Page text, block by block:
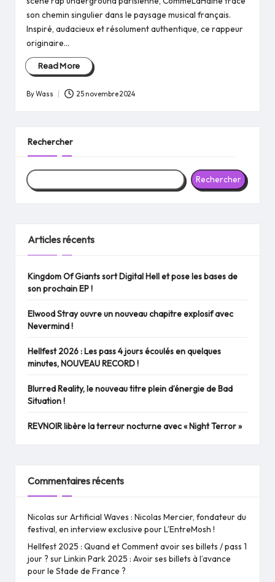
son chemin singulier dans le paysage musical français.
Inspiré, audacieux et résolument authentique, ce rappeur
originaire…
Read More
Posted
ByWass 25 novembre 2024
Rechercher
Rechercher
Articles récents
Kingdom Of Giants sort Digital Hell et pose les bases de
son prochain EP !
Elwood Stray ouvre un nouveau chapitre explosif avec
Nevermind !
Hellfest 2026 : Les pass 4 jours écoulés en quelques
minutes, NOUVEAU RECORD !
Blurred Reality, le nouveau titre plein d’énergie de Bad
Situation !
REVNOIR libère la terreur nocturne avec « Night Terror »
Commentaires récents
Nicolas surArtificial Waves : Nicolas Mercier, fondateur du
festival, en interview exclusive pour L’EntreMosh !
Hellfest 2025 : Quand et Comment avoir ses billets / pass 1
jour ? surLinkin Park 2025 : Avoir ses billets à l’avance
pour le Stade de France ?